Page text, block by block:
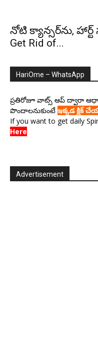
నోటి క్యాన్సర్‌ను, హార్ట్
Get Rid of...
HariOme – WhatsApp
ప్రతిరోజూ వాట్స్ ఆప్ ద్వారా
పొందాలనుకుంటే ఇక్కడ క్లిక్
If you want to get daily
Here
Advertisement